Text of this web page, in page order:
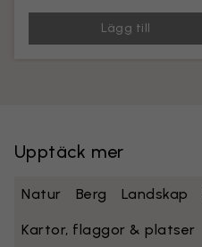
Lägg till
Upptäck mer
Natur Berg Landskap
Kartor, flaggor & platser